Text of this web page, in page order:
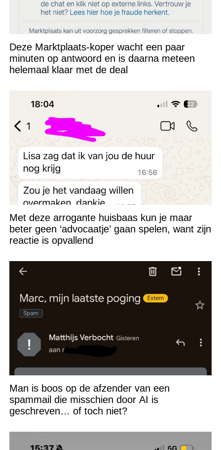
Deze Marktplaats-koper wacht een paar
minuten op antwoord en is daarna meteen
helemaal klaar met de deal
Met deze arrogante huisbaas kun je maar
beter geen ‘advocaatje’ gaan spelen, want zijn
reactie is opvallend
Man is boos op de afzender van een
spammail die misschien door AI is
geschreven… of toch niet?